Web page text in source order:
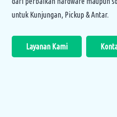
untuk Kunjungan, Pickup & Antar.
Layanan Kami